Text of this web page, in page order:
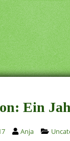
Ein
Anja